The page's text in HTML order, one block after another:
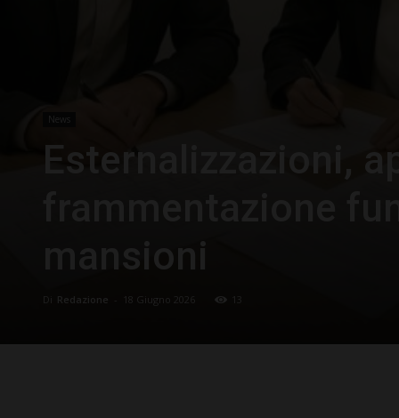
News
Esternalizzazioni,
mansioni
Di Redazione 18 Giugno 2026 13